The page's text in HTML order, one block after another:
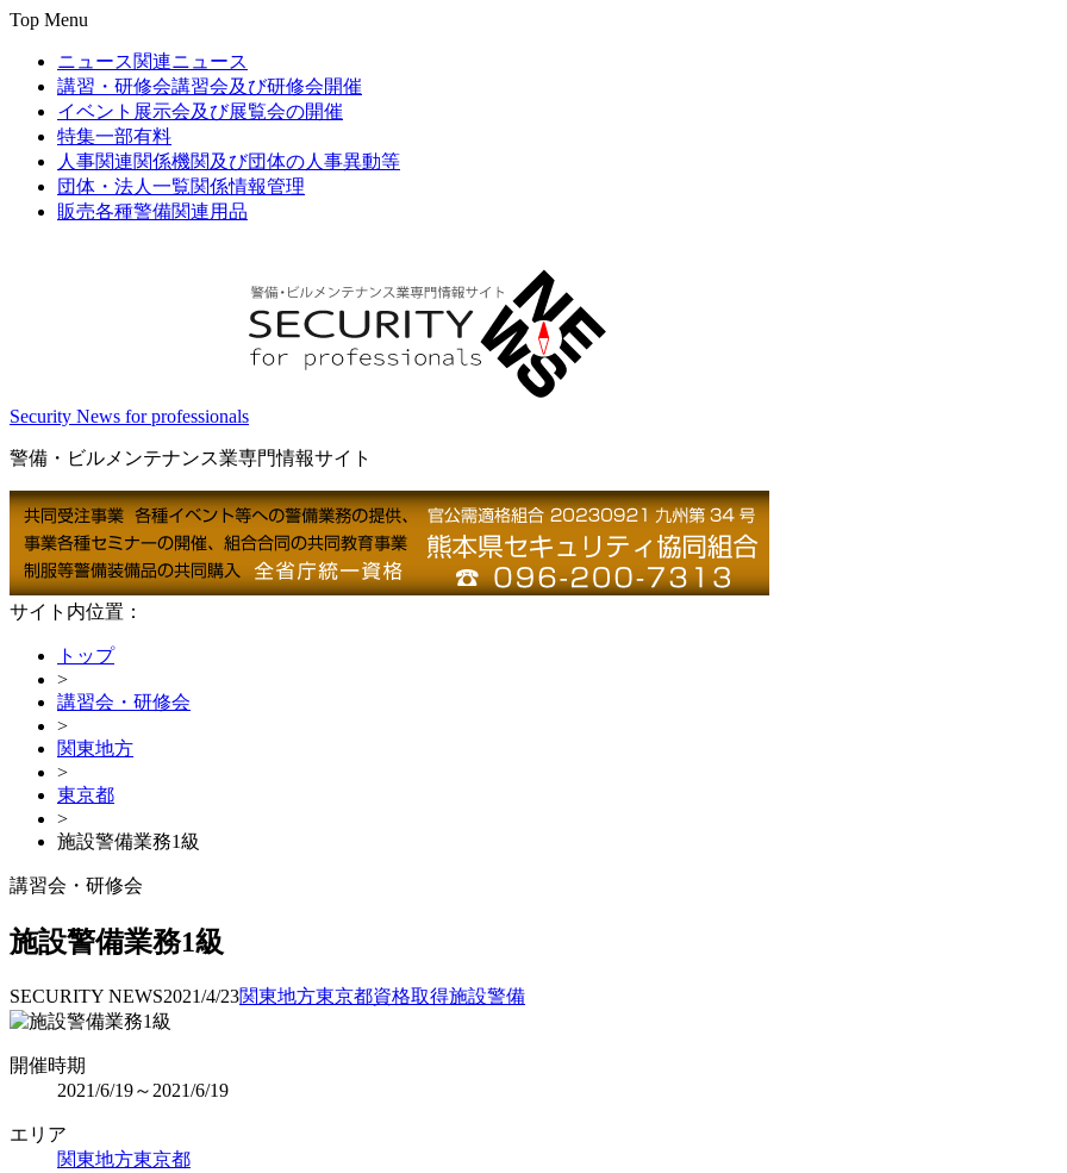
Top Menu
ニュース関連ニュース
講習・研修会講習会及び研修会開催
イベント 展示会及び展覧会の開催
特集一部有料
人事関連関係機関及び団体の人事異動等
団体・法人一覧関係情報管理
販売各種警備関連用品
Security News for professionals
警備・ビルメンテナンス業専門情報サイト
サイト内位置：
トップ
>
講習会・研修会
>
関東地方
>
東京都
>
施設警備業務1級
講習会・研修会
施設警備業務1級
SECURITY NEWS2021/4/23関東地方東京都資格取得施設警備
開催時期
2021/6/19～2021/6/19
エリア
関東地方東京都